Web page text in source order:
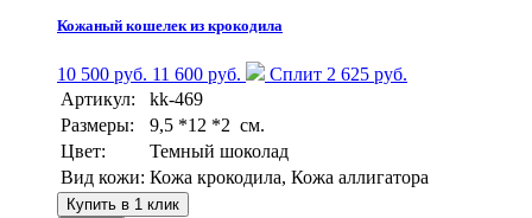
Кожаный кошелек из крокодила
10 500 руб. 11 600 руб.
Сплит 2 625 руб.
Артикул:
kk-469
Размеры:
9,5 *12 *2 см.
Цвет:
Темный шоколад
Вид кожи: Кожа крокодила, Кожа аллигатора
Купить в 1 клик